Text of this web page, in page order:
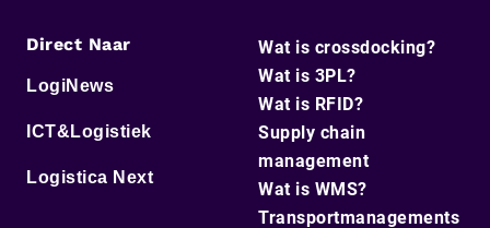
Direct Naar
LogiNews
ICT&Logistiek
Logistica Next
Wat is crossdocking?
Wat is 3PL?
Wat is RFID?
Supply chain
management
Wat is WMS?
Transportmanagements